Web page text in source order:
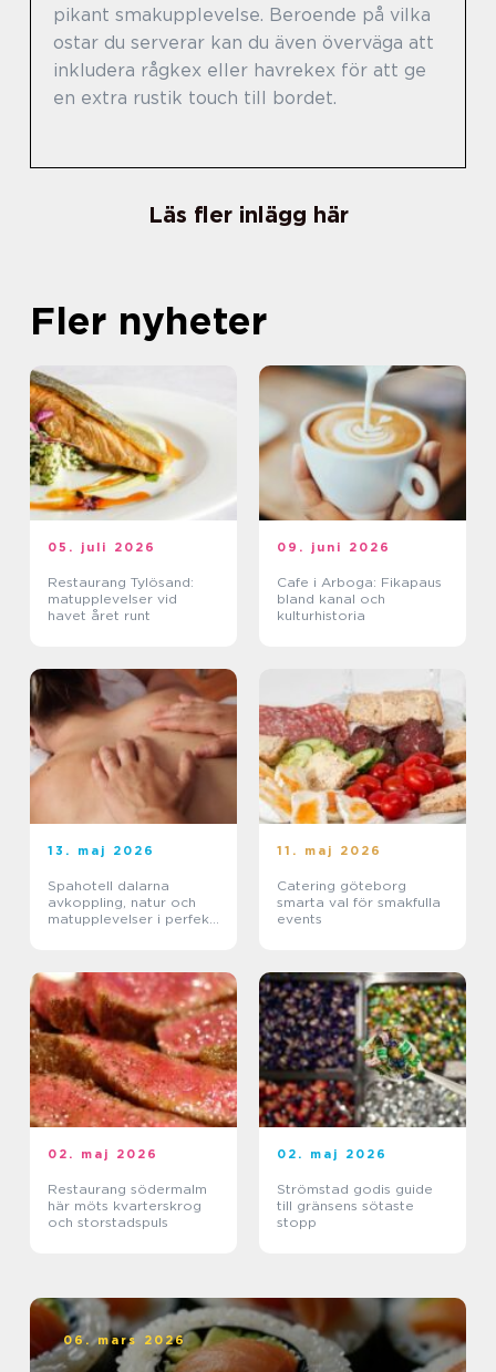
pikant smakupplevelse. Beroende på vilka
ostar du serverar kan du även överväga att
inkludera rågkex eller havrekex för att ge
en extra rustik touch till bordet.
Läs fler inlägg här
Fler nyheter
05. juli 2026
Restaurang Tylösand:
matupplevelser vid
havet året runt
09. juni 2026
Cafe i Arboga: Fikapaus
bland kanal och
kulturhistoria
13. maj 2026
Spahotell dalarna
avkoppling, natur och
matupplevelser i perfekt
11. maj 2026
Catering göteborg
smarta val för smakfulla
events
02. maj 2026
Restaurang södermalm
här möts kvarterskrog
och storstadspuls
02. maj 2026
Strömstad godis guide
till gränsens sötaste
stopp
06. mars 2026